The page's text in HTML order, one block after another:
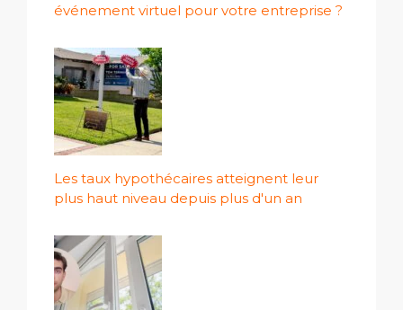
événement virtuel pour votre entreprise ?
Les taux hypothécaires atteignent leur
plus haut niveau depuis plus d'un an